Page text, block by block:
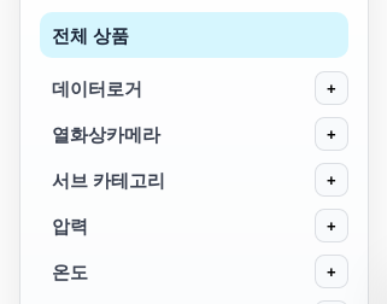
전체 상품
데이터로거 +
열화상카메라 +
서브 카테고리 +
압력 +
온도 +